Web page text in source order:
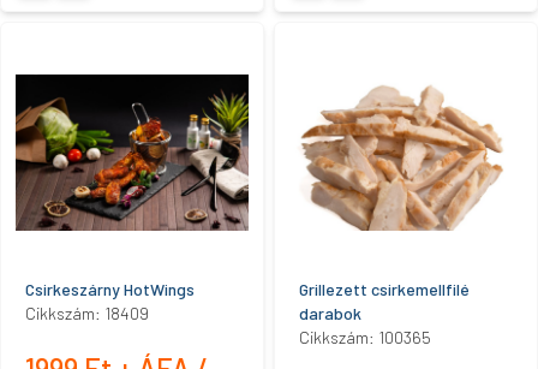
Csirkeszárny HotWings
Cikkszám: 18409
Grillezett csirkemellfilé
darabok
Cikkszám: 100365